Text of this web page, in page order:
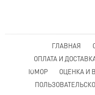
ГЛАВНАЯ
ОПЛАТА И
ЮМОР
ОЦЕНКА И